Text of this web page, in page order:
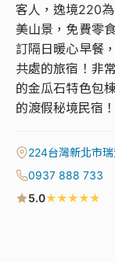
客人，逸境220
美山景，免費零
訂隔日暖心早餐
共處的旅宿！非
的金瓜石特色包
的渡假秘境民宿！
224台灣新北市
0937 888 733
5.0★★★★★